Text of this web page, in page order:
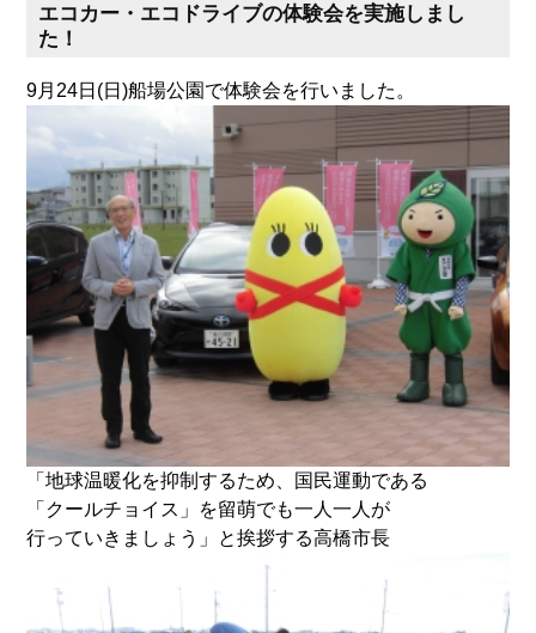
エコカー・エコドライブの体験会を実施しまし
た！
9月24日(日)船場公園で体験会を行いました。
「地球温暖化を抑制するため、国民運動である
「クールチョイス」を留萌でも一人一人が
行っていきましょう」と挨拶する高橋市長